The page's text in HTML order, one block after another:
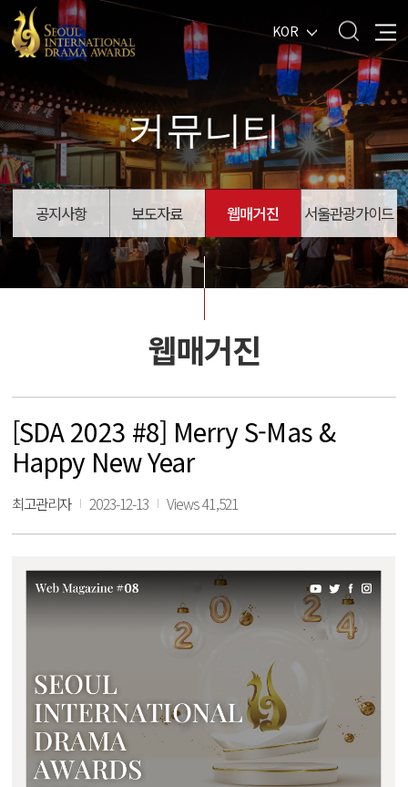
KOR
커뮤니티
공지사항 보도자료 웹매거진 서울관광가이드
웹매거진
[SDA 2023 #8] Merry S-Mas &
Happy New Year
최고관리자 2023-12-13 Views 41,521